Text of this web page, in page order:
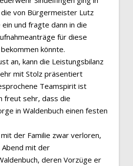
von Bürgermeister Lutz
und fragte dann in die
für diese
könnte.
an, kann die Leistungsbilanz
mit Stolz präsentiert
Teamspirit ist
freut sehr, dass die
in Waldenbuch einen festen
der Familie zwar verloren,
mit der
deren Vorzüge er